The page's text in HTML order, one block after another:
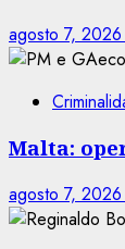
agosto 7, 2026
Malta:
agosto 7, 2026